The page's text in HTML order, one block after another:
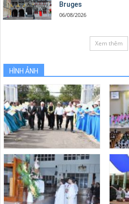
Bruges
06/08/2026
Xem thêm
HÌNH ẢNH